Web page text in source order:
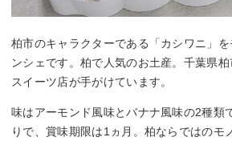
柏市のキャラクターである「カシワニ」
ンシェです。柏で人気のお土産。千葉県
スイーツ店が手がけています。
味はアーモンド風味とバナナ風味の2種類
りで、賞味期限は1ヵ月。柏ならではのモ